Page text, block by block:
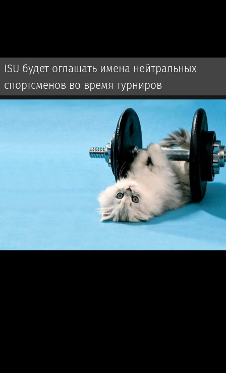
ISU будет оглашать имена нейтральных
спортсменов во время турниров